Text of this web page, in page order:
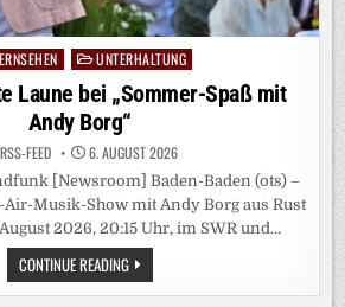
UNTERHALTUNG
Laune bei „Sommer-Spaß mit
Andy Borg“
RSS-FEED 6. AUGUST 2026
[Newsroom] Baden-Baden (ots) –
Musik-Show mit Andy Borg aus Rust
2026, 20:15 Uhr, im SWR und…
CONTINUE READINGMUSIK
UND
GUTE